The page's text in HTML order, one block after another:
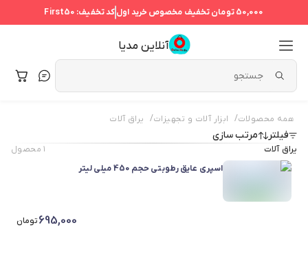
50,000 تومان تخفیف مخصوص خرید اولکد تخفیف: First50
آنلاین مدیا
همه محصولات/ ابزار آلات و تجهیزات/ یراق آلات
فیلتر مرتب سازی
یراق آلات ۱محصول
اسپری عایق رطوبتی حجم 450 میلی لیتر
695,000تومان